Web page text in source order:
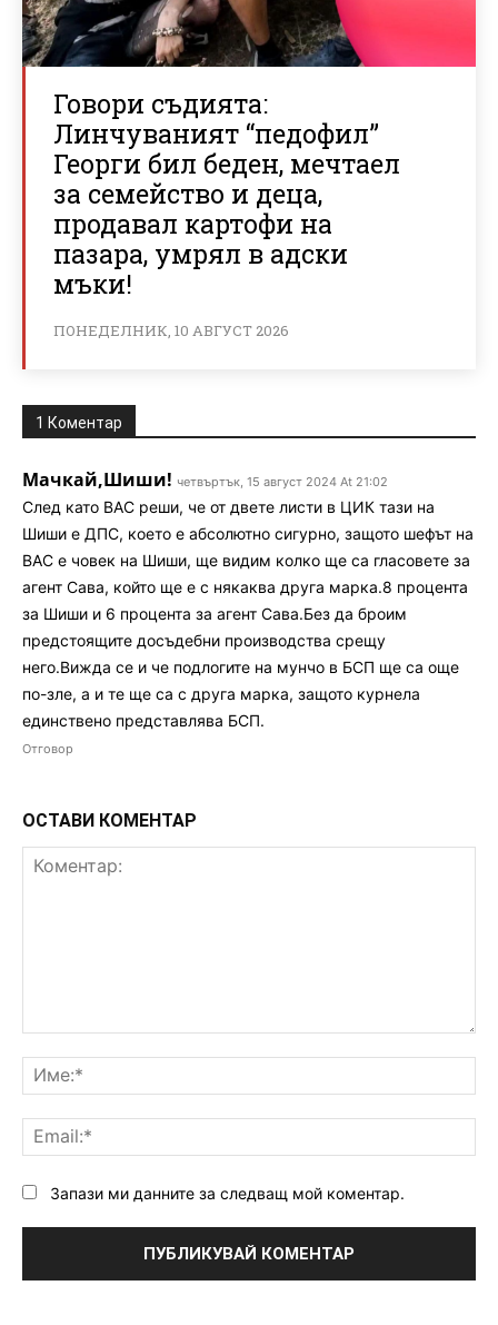
Говори съдията:
Линчуваният “педофил”
Георги бил беден, мечтаел
за семейство и деца,
продавал картофи на
пазара, умрял в адски
мъки!
ПОНЕДЕЛНИК, 10 АВГУСТ 2026
1 Коментар
Мачкай,Шиши! четвъртък, 15 август 2024 At 21:02
След като ВАС реши, че от двете листи в ЦИК тази на
Шиши е ДПС, което е абсолютно сигурно, защото шефът на
ВАС е човек на Шиши, ще видим колко ще са гласовете за
агент Сава, който ще е с някаква друга марка.8 процента
за Шиши и 6 процента за агент Сава.Без да броим
предстоящите досъдебни производства срещу
него.Вижда се и че подлогите на мунчо в БСП ще са още
по-зле, а и те ще са с друга марка, защото курнела
единствено представлява БСП.
Отговор
ОСТАВИ КОМЕНТАР
Запази ми данните за следващ мой коментар.